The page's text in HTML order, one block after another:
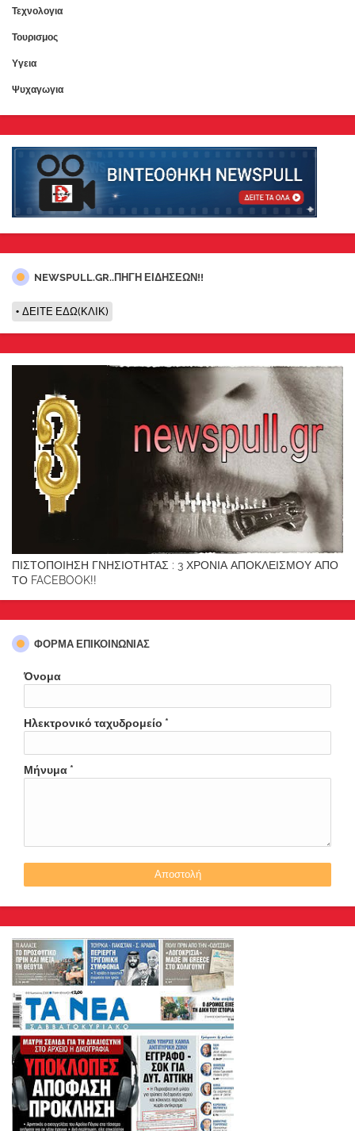
Τεχνολογια
Τουρισμος
Υγεια
Ψυχαγωγια
NEWSPULL.GR..ΠΗΓΗ ΕΙΔΗΣΕΩΝ!!
ΔΕΙΤΕ ΕΔΩ(ΚΛΙΚ)
ΠΙΣΤΟΠΟΙΗΣΗ ΓΝΗΣΙΟΤΗΤΑΣ : 3 ΧΡΟΝΙΑ ΑΠΟΚΛΕΙΣΜΟΥ ΑΠΟ
ΤΟ FACEBOOK!!
ΦΌΡΜΑ ΕΠΙΚΟΙΝΩΝΊΑΣ
Όνομα
Ηλεκτρονικό ταχυδρομείο *
Μήνυμα *